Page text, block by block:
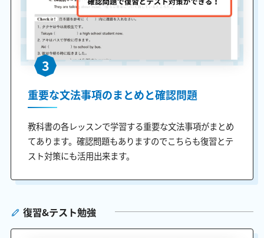
3
重要な文法事項のまとめと確認問題
教科書の各レッスンで学習する重要な文法事項がまとめ
てあります。確認問題もありますのでこちらも復習とテ
スト対策にも活用出来ます。
復習&テスト勉強